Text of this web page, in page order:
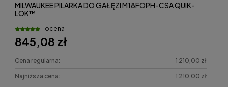
MILWAUKEE PILARKA DO GAŁĘZI M18FOPH-CSA QUIK-
LOK™
1 ocena
845,08 zł
Cena regularna: 1 210,00 zł
Najniższa cena: 1 210,00 zł